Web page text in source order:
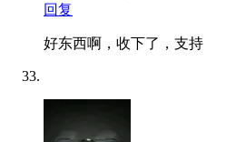
回复
好东西啊，收下了，支持